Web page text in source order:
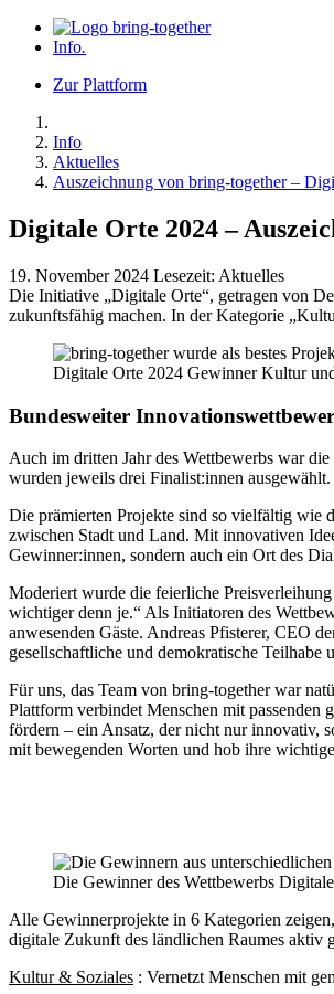
Info.
Zur Plattform
Info
Aktuelles
Auszeichnung von bring-together –
Digitale Orte 2024 –
19. November 2024 Lesezeit: Aktuelles
Die Initiative „Digitale Orte“, getragen von
zukunftsfähig machen. In der Kategorie
Digitale Orte 2024 Gewinner Kultur
Bundesweiter
Auch im dritten Jahr des Wettbewerbs war
wurden jeweils drei Finalist:innen
Die prämierten Projekte sind so vielfältig wie
zwischen Stadt und Land. Mit innovativen
Gewinner:innen, sondern auch ein Ort des
Moderiert wurde die feierliche
wichtiger denn je.“ Als Initiatoren des
anwesenden Gäste. Andreas Pfisterer, CEO
gesellschaftliche und demokratische
Für uns, das Team von bring-together war
Plattform verbindet Menschen mit passenden
fördern – ein Ansatz, der nicht nur innovativ,
mit bewegenden Worten und hob ihre
Die Gewinner des Wettbewerbs
Alle Gewinnerprojekte in 6 Kategorien
digitale Zukunft des ländlichen Raumes aktiv
Kultur & Soziales : Vernetzt Menschen mit